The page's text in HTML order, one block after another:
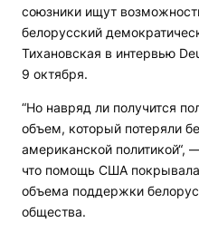
союзники ищут
белорусский
Тихановская в интервью
9 октября.
“Но навряд ли получится
объем, который потеряли
американской политикой“,
что помощь США
объема поддержки
общества.